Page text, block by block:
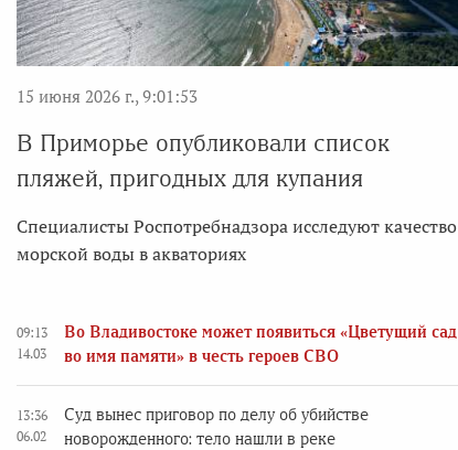
15 июня 2026 г., 9:01:53
В Приморье опубликовали список
пляжей, пригодных для купания
Специалисты Роспотребнадзора исследуют качество
морской воды в акваториях
09:13
14.03
Во Владивостоке может появиться «Цветущий сад
во имя памяти» в честь героев СВО
13:36
06.02
Суд вынес приговор по делу об убийстве
новорожденного: тело нашли в реке